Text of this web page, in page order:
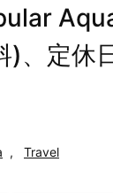
)、定休
, Travel